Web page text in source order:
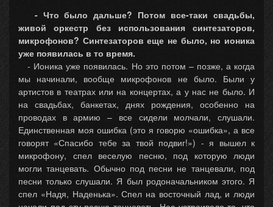
- Что было дальше? Потом все-таки свадьбы,
живой оркестр без использования синтезаторов,
микрофонов? Синтезаторов еще не было, но ионика
уже появилась в то время.
- Ионика уже появилась. Но это потом – позже, а когда
мы начинали, вообще микрофонов не было. Были у
артистов в театрах или на концертах, а у нас не было. И
на свадьбах, банкетах, днях рождения, особенно на
проводах в армию – все сидели молчали, слушали.
Единственная моя ошибка (это я говорю «ошибка», а все
говорят «Спасибо тебе за твой подвиг!») - я вышел к
микрофону, спел веселую песню, под которую люди
могли танцевать. Обычно под песни не танцевали, под
песни только слушали. Я был родоначальником этого. Я
спел «Надя, Наденька». Спел на восточный лад, и люди